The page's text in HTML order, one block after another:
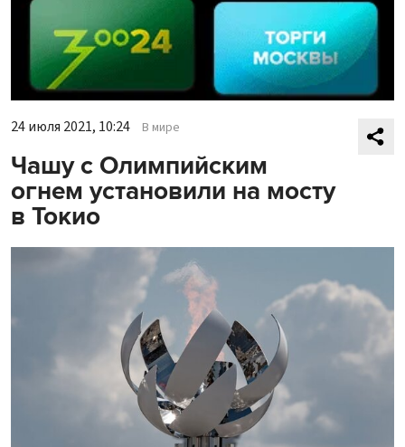
24 июля 2021, 10:24 В мире
Чашу с Олимпийским
огнем установили на мосту
в Токио